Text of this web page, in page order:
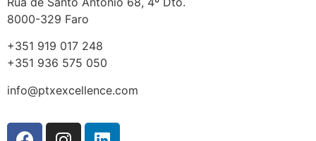
8000-329 Faro
+351 919 017 248
+351 936 575 050
info@ptxexcellence.com